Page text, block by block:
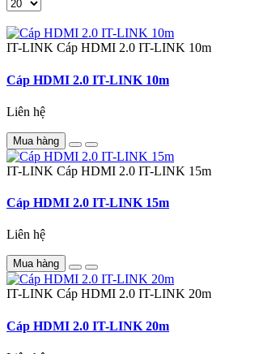
IT-LINK Cáp HDMI 2.0 IT-LINK 10m
Cáp HDMI 2.0 IT-LINK 10m
Liên hệ
Mua hàng
IT-LINK Cáp HDMI 2.0 IT-LINK 15m
Cáp HDMI 2.0 IT-LINK 15m
Liên hệ
Mua hàng
IT-LINK Cáp HDMI 2.0 IT-LINK 20m
Cáp HDMI 2.0 IT-LINK 20m